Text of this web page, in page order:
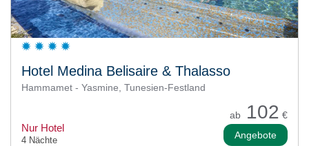
Hotel Medina Belisaire & Thalasso
Hammamet - Yasmine, Tunesien-Festland
ab 102 €
Nur Hotel
4 Nächte Angebote